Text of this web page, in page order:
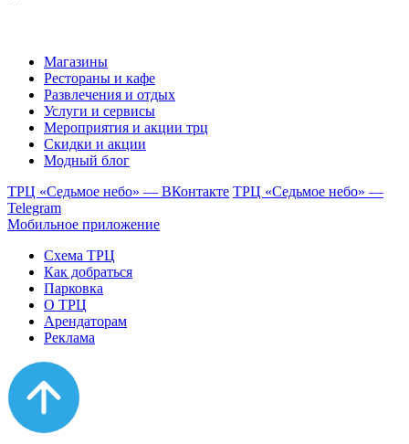
Магазины
Рестораны и кафе
Развлечения и отдых
Услуги и сервисы
Мероприятия и акции трц
Скидки и акции
Модный блог
ТРЦ «Седьмое небо» — ВКонтакте ТРЦ «Седьмое небо» —
Telegram
Мобильное приложение
Схема ТРЦ
Как добраться
Парковка
О ТРЦ
Арендаторам
Реклама